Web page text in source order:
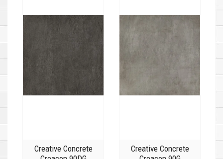
Creative Concrete
Creative Concrete